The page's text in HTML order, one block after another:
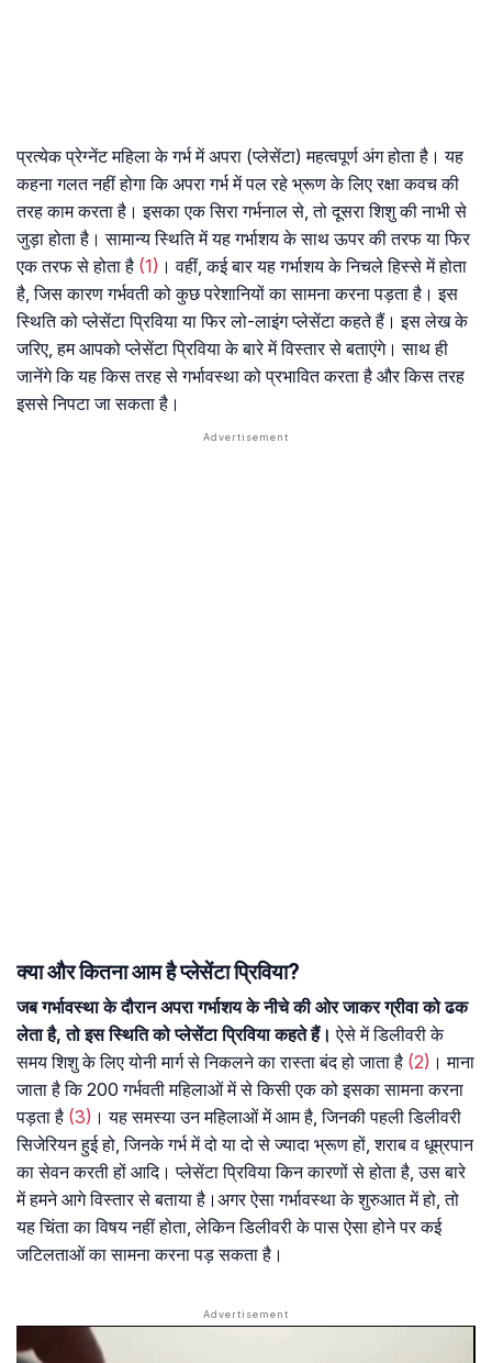
प्रत्येक प्रेग्नेंट महिला के गर्भ में अपरा (प्लेसेंटा) महत्वपूर्ण अंग होता है। यह
कहना गलत नहीं होगा कि अपरा गर्भ में पल रहे भ्रूण के लिए रक्षा कवच की
तरह काम करता है। इसका एक सिरा गर्भनाल से, तो दूसरा शिशु की नाभी से
जुड़ा होता है। सामान्य स्थिति में यह गर्भाशय के साथ ऊपर की तरफ या फिर
एक तरफ से होता है (1) । वहीं, कई बार यह गर्भाशय के निचले हिस्से में होता
है, जिस कारण गर्भवती को कुछ परेशानियों का सामना करना पड़ता है। इस
स्थिति को प्लेसेंटा प्रिविया या फिर लो-लाइंग प्लेसेंटा कहते हैं। इस लेख के
जरिए, हम आपको प्लेसेंटा प्रिविया के बारे में विस्तार से बताएंगे। साथ ही
जानेंगे कि यह किस तरह से गर्भावस्था को प्रभावित करता है और किस तरह
इससे निपटा जा सकता है।
क्या और कितना आम है प्लेसेंटा प्रिविया?
जब गर्भावस्था के दौरान अपरा गर्भाशय के नीचे की ओर जाकर ग्रीवा को ढक
लेता है, तो इस स्थिति को प्लेसेंटा प्रिविया कहते हैं। ऐसे में डिलीवरी के
समय शिशु के लिए योनी मार्ग से निकलने का रास्ता बंद हो जाता है (2) । माना
जाता है कि 200 गर्भवती महिलाओं में से किसी एक को इसका सामना करना
पड़ता है (3) । यह समस्या उन महिलाओं में आम है, जिनकी पहली डिलीवरी
सिजेरियन हुई हो, जिनके गर्भ में दो या दो से ज्यादा भ्रूण हों, शराब व धूम्रपान
का सेवन करती हों आदि। प्लेसेंटा प्रिविया किन कारणों से होता है, उस बारे
में हमने आगे विस्तार से बताया है।अगर ऐसा गर्भावस्था के शुरुआत में हो, तो
यह चिंता का विषय नहीं होता, लेकिन डिलीवरी के पास ऐसा होने पर कई
जटिलताओं का सामना करना पड़ सकता है।